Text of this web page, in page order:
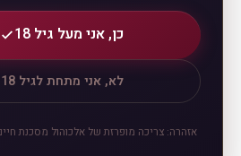
כן, אני מעל גיל 18
לא, אני מתחת לגיל 18
אזהרה: צריכה מופרזת של אלכוהול מסכנת